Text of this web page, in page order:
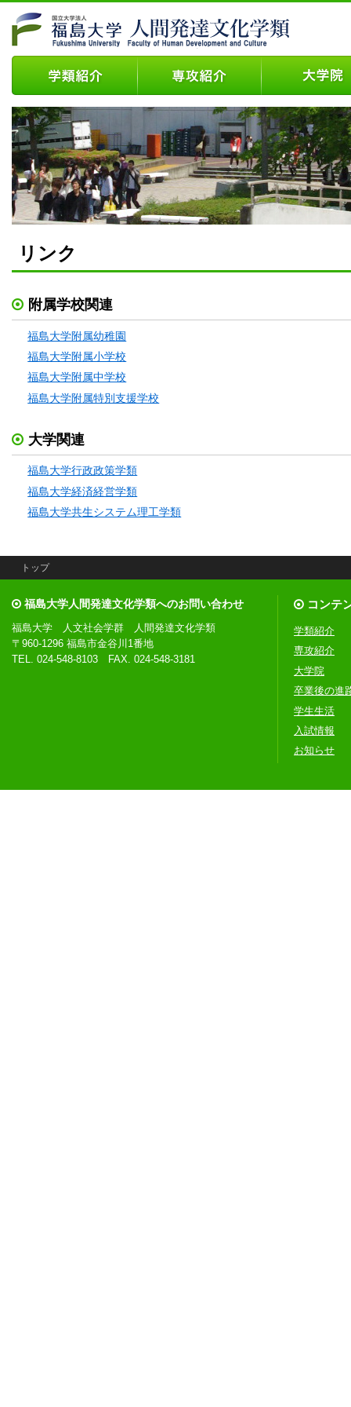
リンク
附属学校関連
福島大学附属幼稚園
福島大学附属小学校
福島大学附属中学校
福島大学附属特別支援学校
大学関連
福島大学行政政策学類
福島大学経済経営学類
福島大学共生システム理工学類
トップ
福島大学人間発達文化学類へのお問い合わせ
福島大学 人文社会学群 人間発達文化学類
〒960-1296 福島市金谷川1番地
TEL. 024-548-8103 FAX. 024-548-3181
コンテ
学類紹介
専攻紹介
大学院
卒業後の進
学生生活
入試情報
お知らせ